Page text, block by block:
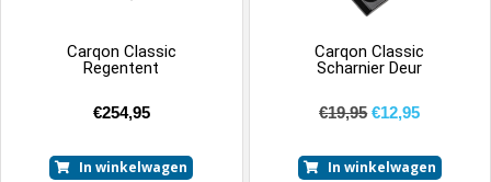
Carqon Classic
Regentent
€254,95
In winkelwagen
Carqon Classic
Scharnier Deur
€19,95 €12,95
In winkelwagen